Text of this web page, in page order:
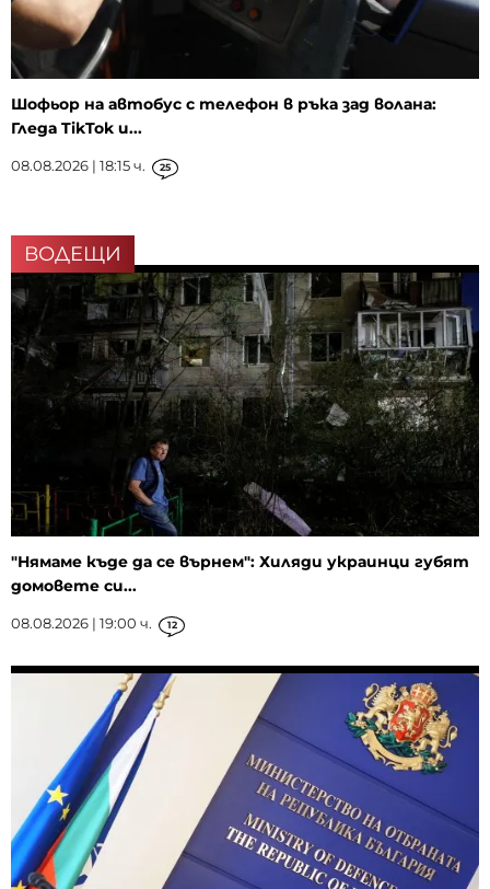
Шофьор на автобус с телефон в ръка зад волана:
Гледа TikTok и...
08.08.2026 | 18:15 ч. 25
ВОДЕЩИ
"Нямаме къде да се върнем": Хиляди украинци губят
домовете си...
08.08.2026 | 19:00 ч. 12